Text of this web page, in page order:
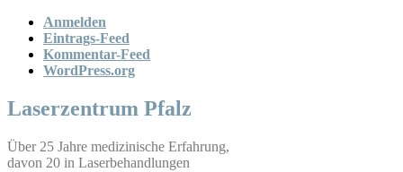
Anmelden
Eintrags-Feed
Kommentar-Feed
WordPress.org
Laserzentrum Pfalz
Über 25 Jahre medizinische Erfahrung,
davon 20 in Laserbehandlungen